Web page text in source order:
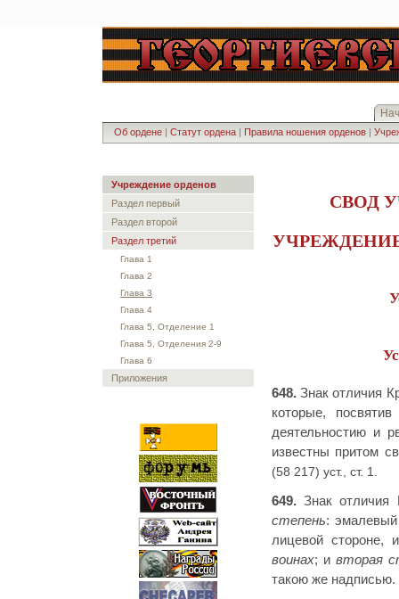
Об ордене | Статут ордена | Правила ношения орденов |
Учреждение орденов
Раздел первый
Раздел второй
Раздел третий
Глава 1
Глава 2
Глава 3
Глава 4
Глава 5, Отделение 1
Глава 5, Отделения 2-9
Глава 6
Приложения
СВОД
648. Знак отличия
которые,
деятельностию и
известны притом
(58 217) уст., ст. 1.
649. Знак отличия
степень: эмалевый
лицевой стороне,
воинах; и вторая
такою же надписью.